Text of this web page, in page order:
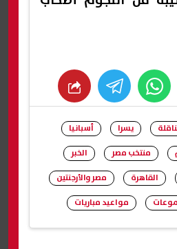
whats
شارك
يسرا
أسبانيا
منتخب مصر
الخبر
القاهرة
مصر والأرجنتين
مواعيد مباريات